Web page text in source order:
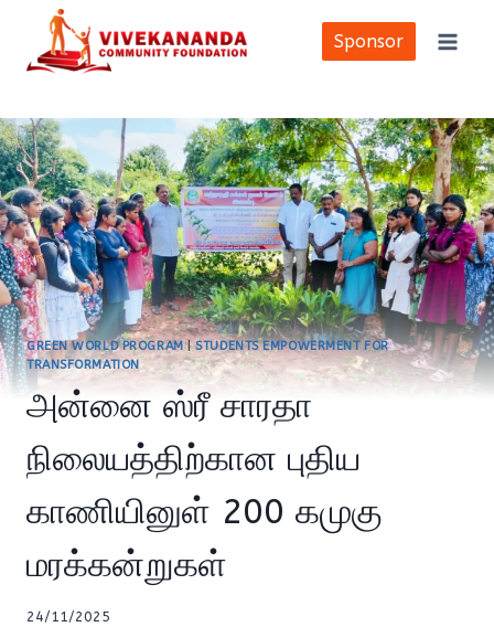
content
Sponsor
GREEN WORLD PROGRAM|STUDENTS EMPOWERMENT FOR
TRANSFORMATION
அன்னை ஸ்ரீ சாரதா
நிலையத்திற்கான புதிய
காணியினுள் 200 கமுகு
மரக்கன்றுகள்
24/11/2025